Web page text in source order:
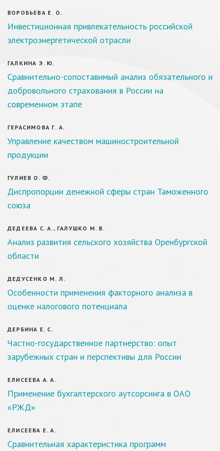
ВОРОБЬЕВА Е. О.
Инвестиционная привлекательность российской
электроэнергетической отрасли
ГАЛКИНА Э. Ю.
Сравнительно-сопоставимый анализ обязательного и
добровольного страхования в России на
современном этапе
ГЕРАСИМОВА Г. А.
Управление качеством машиностроительной
продукции
ГУЛИЕВ О. Ф.
Диспропорции денежной сферы стран Таможенного
союза
ДЕДЕЕВА С. А., ГАЛУШКО М. В.
Анализ развития сельского хозяйства Оренбургской
области
ДЕДУСЕНКО М. Л.
Особенности применения факторного анализа в
оценке налогового потенциала
ДЕРБИНА Е. С.
Частно-государственное партнерство: опыт
зарубежных стран и перспективы для России
ЕЛИСЕЕВА А. А.
Применение бухгалтерского аутсорсинга в ОАО
«РЖД»
ЕЛИСЕЕВА Е. А.
Сравнительная характеристика программ